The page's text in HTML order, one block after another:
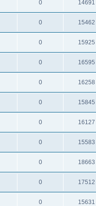
0 14691
0 15462
0 15925
0 16595
0 16258
0 15845
0 16127
0 15583
0 18663
0 17512
0 15631